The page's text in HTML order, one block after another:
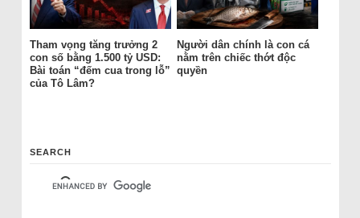
Tham vọng tăng trưởng 2
con số bằng 1.500 tỷ USD:
Bài toán “đếm cua trong lỗ”
của Tô Lâm?
Người dân chính là con cá
nằm trên chiếc thớt độc
quyền
SEARCH